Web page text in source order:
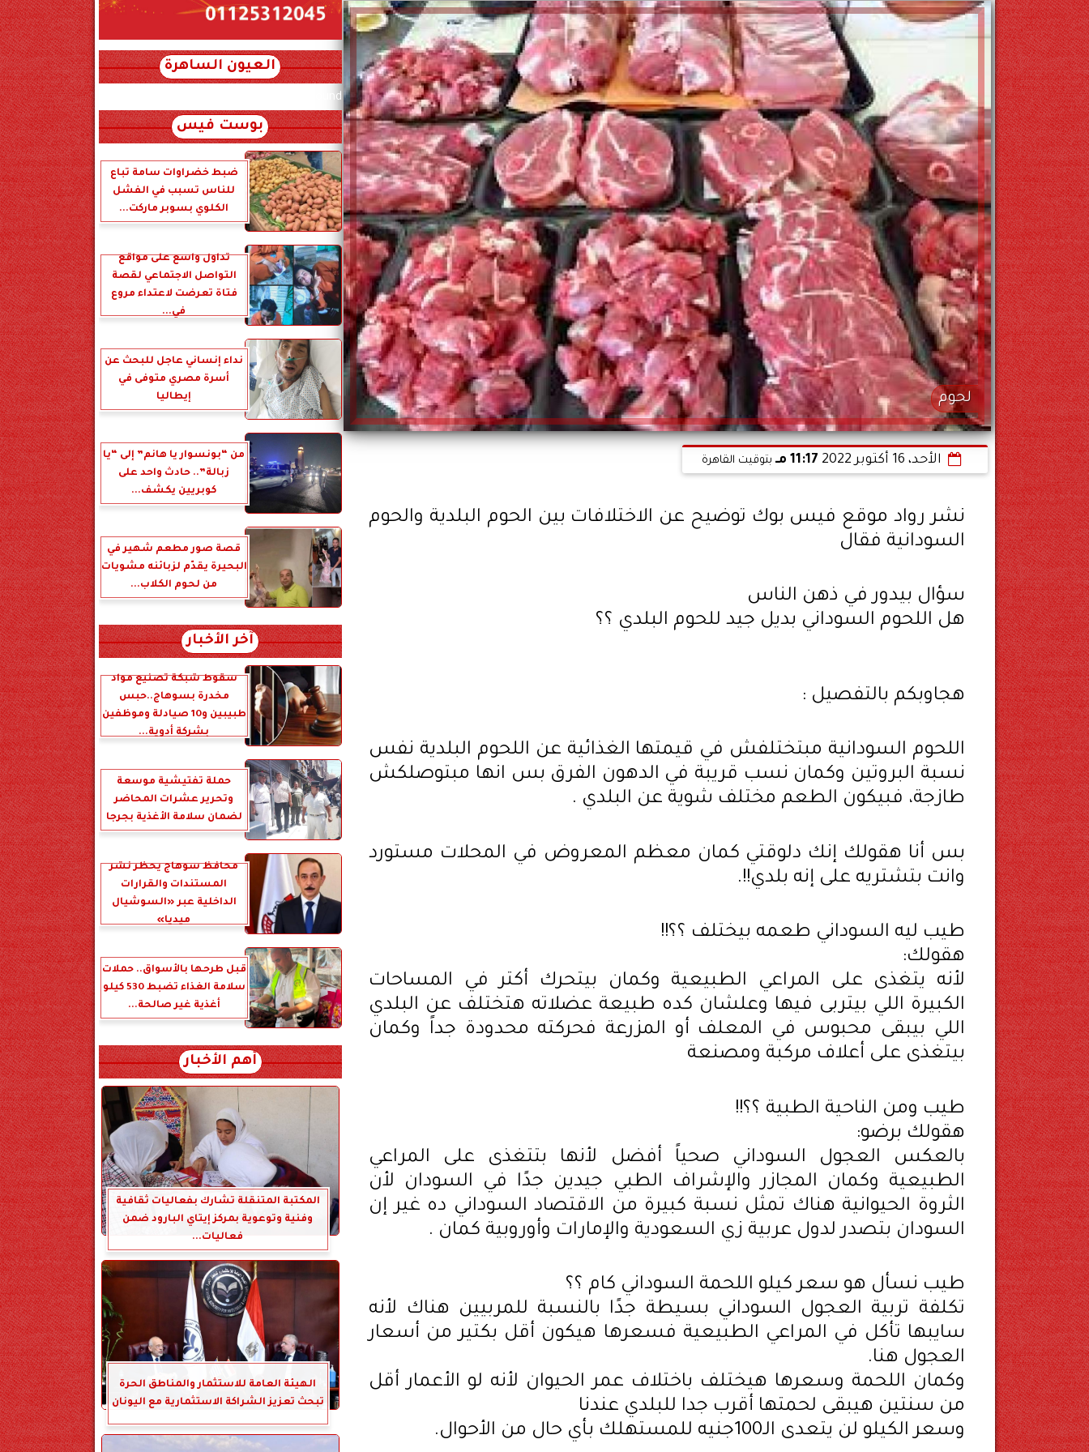
لحوم
الأحد، 16 أكتوبر 2022 11:17 مـ بتوقيت القاهرة
نشر رواد موقع فيس بوك توضيح عن الاختلافات بين الحوم البلدية والحوم
السودانية فقال
سؤال بيدور في ذهن الناس
هل اللحوم السوداني بديل جيد للحوم البلدي ؟؟
هجاوبكم بالتفصيل :
اللحوم السودانية مبتختلفش في قيمتها الغذائية عن اللحوم البلدية نفس
نسبة البروتين وكمان نسب قريبة في الدهون الفرق بس انها مبتوصلكش
طازجة، فبيكون الطعم مختلف شوية عن البلدي .
بس أنا هقولك إنك دلوقتي كمان معظم المعروض في المحلات مستورد
وانت بتشتريه على إنه بلدي!!.
طيب ليه السوداني طعمه بيختلف ؟؟!!
هقولك:
لأنه يتغذى على المراعي الطبيعية وكمان بيتحرك أكتر في المساحات
الكبيرة اللي بيتربى فيها وعلشان كده طبيعة عضلاته هتختلف عن البلدي
اللي بيبقى محبوس في المعلف أو المزرعة فحركته محدودة جداً وكمان
بيتغذى على أعلاف مركبة ومصنعة
طيب ومن الناحية الطبية ؟؟!!
هقولك برضو:
بالعكس العجول السوداني صحياً أفضل لأنها بتتغذى على المراعي
الطبيعية وكمان المجازر والإشراف الطبي جيدين جدًا في السودان لأن
الثروة الحيوانية هناك تمثل نسبة كبيرة من الاقتصاد السوداني ده غير إن
السودان بتصدر لدول عربية زي السعودية والإمارات وأوروبية كمان .
طيب نسأل هو سعر كيلو اللحمة السوداني كام ؟؟
تكلفة تربية العجول السوداني بسيطة جدًا بالنسبة للمربيين هناك لأنه
سايبها تأكل في المراعي الطبيعية فسعرها هيكون أقل بكتير من أسعار
العجول هنا.
وكمان اللحمة وسعرها هيختلف باختلاف عمر الحيوان لأنه لو الأعمار أقل
من سنتين هيبقى لحمتها أقرب جدا للبلدي عندنا
وسعر الكيلو لن يتعدى الـ100جنيه للمستهلك بأي حال من الأحوال.
العيون الساهرة
xml_json/rss/~12.xml x0n not found
بوست فيس
ضبط خضراوات سامة تباع
للناس تسبب في الفشل
الكلوي بسوبر ماركت...
تداول واسع على مواقع
التواصل الاجتماعي لقصة
فتاة تعرضت لاعتداء مروع
في...
نداء إنساني عاجل للبحث عن
أسرة مصري متوفى في
إيطاليا
من “بونسوار يا هانم” إلى “يا
زبالة”.. حادث واحد على
كوبريين يكشف...
قصة صور مطعم شهير في
البحيرة يقدّم لزبائنه مشويات
من لحوم الكلاب...
آخر الأخبار
سقوط شبكة تصنيع مواد
مخدرة بسوهاج..حبس
طبيبين و10 صيادلة وموظفين
بشركة أدوية...
حملة تفتيشية موسعة
وتحرير عشرات المحاضر
لضمان سلامة الأغذية بجرجا
محافظ سوهاج يحظر نشر
المستندات والقرارات
الداخلية عبر «السوشيال
ميديا»
قبل طرحها بالأسواق.. حملات
سلامة الغذاء تضبط 530 كيلو
أغذية غير صالحة...
أهم الأخبار
المكتبة المتنقلة تشارك بفعاليات ثقافية
وفنية وتوعوية بمركز إيتاي البارود ضمن
فعاليات...
الهيئة العامة للاستثمار والمناطق الحرة
تبحث تعزيز الشراكة الاستثمارية مع اليونان